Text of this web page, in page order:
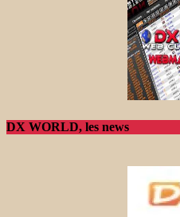
DX WORLD, les news